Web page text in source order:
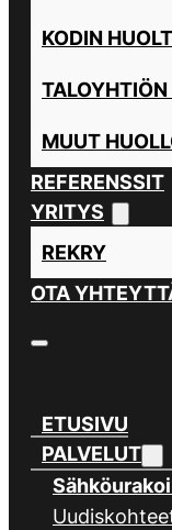
KODIN
MUUT
REFERENSSIT
YRITYS
REKRY
OTA
ETUSIVU
PALVELUT